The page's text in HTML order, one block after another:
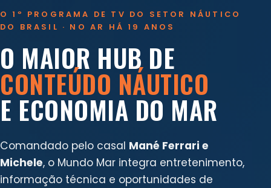
O 1º PROGRAMA DE TV DO SETOR NÁUTICO
DO BRASIL · NO AR HÁ 19 ANOS
O MAIOR HUB DE
CONTEÚDO NÁUTICO
E ECONOMIA DO MAR
Comandado pelo casal Mané Ferrari e
Michele, o Mundo Mar integra entretenimento,
informação técnica e oportunidades de